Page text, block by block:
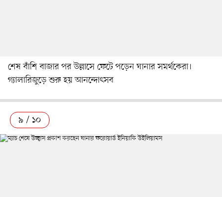
শেষ বাঁশি বাজার পর উল্লাসে ফেটে পড়েন ঘানার সমর্থকেরা।
গ্যালারিজুড়ে শুরু হয় আনন্দোৎসব
৯ / ১০